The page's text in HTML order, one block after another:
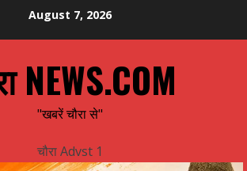
August 7, 2026
NEWS.COM
"खबरें चौरा से"
चौरा Advst 1